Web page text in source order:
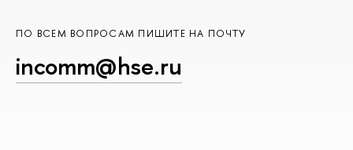
ПО ВСЕМ ВОПРОСАМ ПИШИТЕ НА ПОЧТУ
incomm@hse.ru